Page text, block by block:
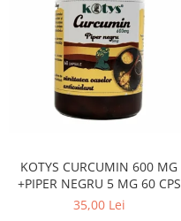
KOTYS CURCUMIN 600 MG
+PIPER NEGRU 5 MG 60 CPS
35,00 Lei